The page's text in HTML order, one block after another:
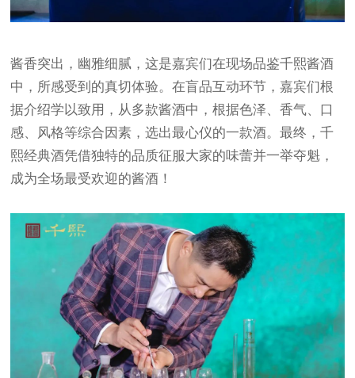
酱香突出，幽雅细腻，这是嘉宾们在现场品鉴千熙酱酒
中，所感受到的真切体验。在盲品互动环节，嘉宾们根
据介绍学以致用，从多款酱酒中，根据色泽、香气、口
感、风格等综合因素，选出最心仪的一款酒。最终，千
熙经典酒凭借独特的品质征服大家的味蕾并一举夺魁，
成为全场最受欢迎的酱酒！